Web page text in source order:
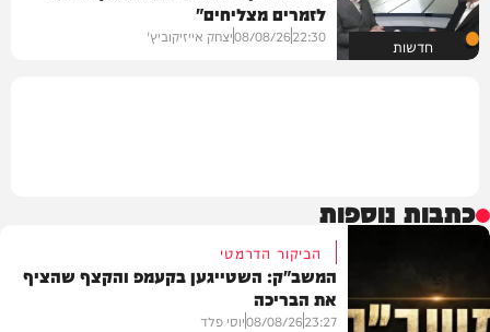
חדשות
לזמרים מצליחים"
22:30
08/08/26יצחק אייזיקוביץ'
כתבות נוספות
הביקור הדרמטי
המשב"ק: השטייגען בקעמפ והקצף שהציף
את הבריכה
23:27
08/08/26יוסי פלד